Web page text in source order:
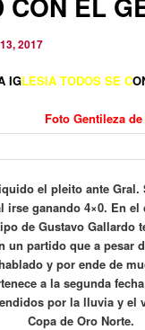
2017
IGLESIA TODOS SE C
Foto Gentileza
el pleito ante Gral.
irse ganando 4×0. En el
de Gustavo Gallardo
un partido que a pesar
y por ende de
a la segunda
por la lluvia y el
Copa de Oro Norte.